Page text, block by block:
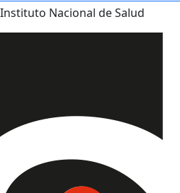
Instituto Nacional de Salud